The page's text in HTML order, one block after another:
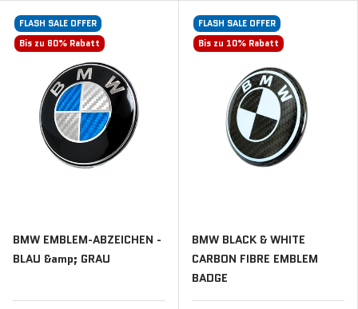
FLASH SALE OFFER
Bis zu 60% Rabatt
BMW EMBLEM-ABZEICHEN -
BLAU &amp; GRAU
FLASH SALE OFFER
Bis zu 10% Rabatt
BMW BLACK & WHITE
CARBON FIBRE EMBLEM
BADGE